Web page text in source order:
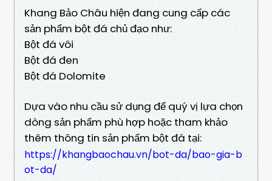
Khang Bảo Châu hiện đang cung cấp các
sản phẩm bột đá chủ đạo như:
Bột đá vôi
Bột đá đen
Bột đá Dolomite
Dựa vào nhu cầu sử dụng để quý vị lựa chọn
dòng sản phẩm phù hợp hoặc tham khảo
thêm thông tin sản phẩm bột đá tại:
https://khangbaochau.vn/bot-da/bao-gia-b
ot-da/